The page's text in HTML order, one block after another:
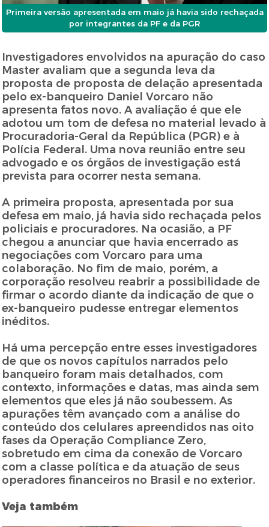
Primeira versão apresentada em maio já havia sido rechaçada
por integrantes da PF e da PGR
Investigadores envolvidos na apuração do caso
Master avaliam que a segunda leva da
proposta de proposta de delação apresentada
pelo ex-banqueiro Daniel Vorcaro não
apresenta fatos novo. A avaliação é que ele
adotou um tom de defesa no material levado à
Procuradoria-Geral da República (PGR) e à
Polícia Federal. Uma nova reunião entre seu
advogado e os órgãos de investigação está
prevista para ocorrer nesta semana.
A primeira proposta, apresentada por sua
defesa em maio, já havia sido rechaçada pelos
policiais e procuradores. Na ocasião, a PF
chegou a anunciar que havia encerrado as
negociações com Vorcaro para uma
colaboração. No fim de maio, porém, a
corporação resolveu reabrir a possibilidade de
firmar o acordo diante da indicação de que o
ex-banqueiro pudesse entregar elementos
inéditos.
Há uma percepção entre esses investigadores
de que os novos capítulos narrados pelo
banqueiro foram mais detalhados, com
contexto, informações e datas, mas ainda sem
elementos que eles já não soubessem. As
apurações têm avançado com a análise do
conteúdo dos celulares apreendidos nas oito
fases da Operação Compliance Zero,
sobretudo em cima da conexão de Vorcaro
com a classe política e da atuação de seus
operadores financeiros no Brasil e no exterior.
Veja também